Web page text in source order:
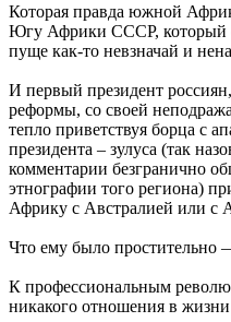
Которая правда южной
Югу Африки СССР, который
пуще как-то невзначай и
И первый президент
реформы, со своей
тепло приветствуя борца с
президента – зулуса (так
комментарии безгранично
этнографии того региона)
Африку с Австралией или с
Что ему было простительно
К профессиональным
никакого отношения в